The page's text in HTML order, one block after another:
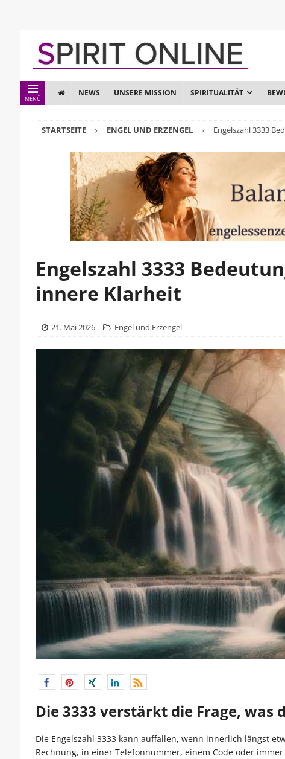
MENÜ
NEWS UNSERE MISSION SPIRITUALITÄT
STARTSEITE ENGEL UND ERZENGEL Engelszahl 3333
Engelszahl 3333
innere Klarheit
21. Mai 2026 Engel und Erzengel
Die 3333 verstärkt die Frage,
Die Engelszahl 3333 kann auffallen, wenn innerlich längst
Rechnung, in einer Telefonnummer, einem Code oder